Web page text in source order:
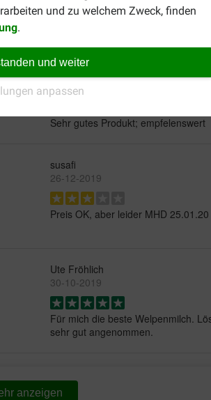
und zu welchem Zweck, finden
.
und weiter
anpassen
29-05-2023
Sehr gutes Produkt; empfelenswert
susafi
26-12-2019
Preis OK, aber leider MHD 25.01.20
Ute Fröhlich
30-10-2019
Für mich die beste Welpenmilch.
sehr gut angenommen.
13-07-2019
anzeigen